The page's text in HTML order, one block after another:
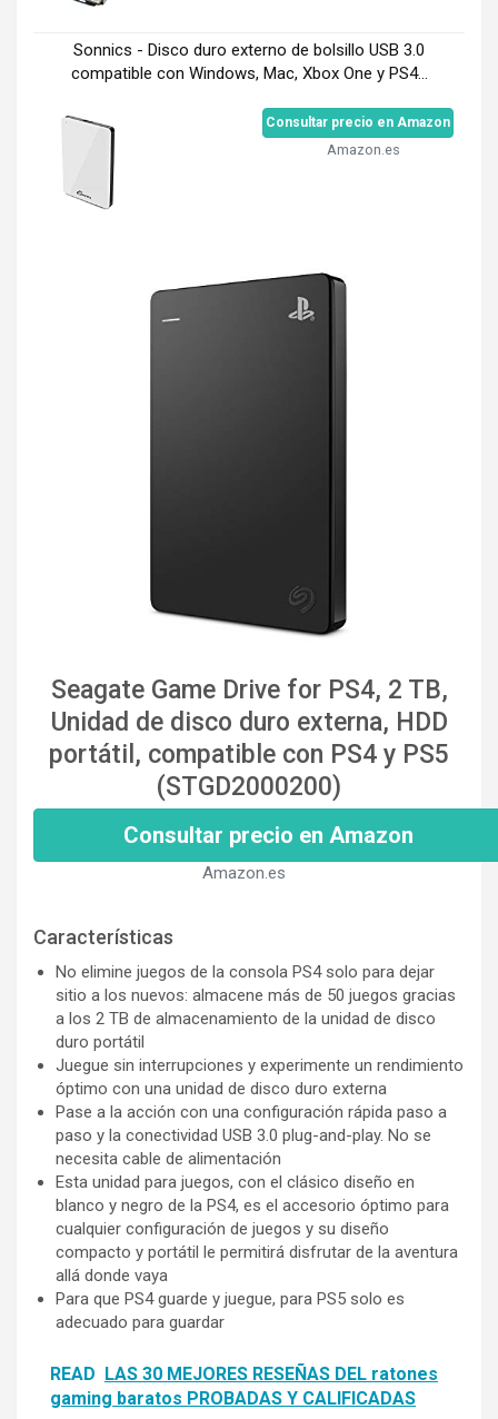
Sonnics - Disco duro externo de bolsillo USB 3.0
compatible con Windows, Mac, Xbox One y PS4...
Consultar precio en Amazon
Amazon.es
Seagate Game Drive for PS4, 2 TB,
Unidad de disco duro externa, HDD
portátil, compatible con PS4 y PS5
(STGD2000200)
Consultar precio en Amazon
Amazon.es
Características
No elimine juegos de la consola PS4 solo para dejar
sitio a los nuevos: almacene más de 50 juegos gracias
a los 2 TB de almacenamiento de la unidad de disco
duro portátil
Juegue sin interrupciones y experimente un rendimiento
óptimo con una unidad de disco duro externa
Pase a la acción con una configuración rápida paso a
paso y la conectividad USB 3.0 plug-and-play. No se
necesita cable de alimentación
Esta unidad para juegos, con el clásico diseño en
blanco y negro de la PS4, es el accesorio óptimo para
cualquier configuración de juegos y su diseño
compacto y portátil le permitirá disfrutar de la aventura
allá donde vaya
Para que PS4 guarde y juegue, para PS5 solo es
adecuado para guardar
READ LAS 30 MEJORES RESEÑAS DEL ratones
gaming baratos PROBADAS Y CALIFICADAS